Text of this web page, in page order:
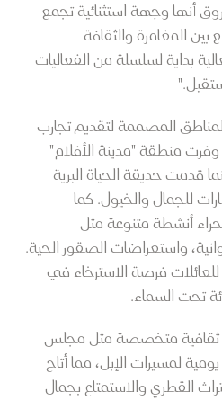
أنها وجهة استثنائية تجمع
بين المغامرة والثقافة
بداية لسلسلة من الفعاليات
المصممة لتقديم تجارب
منطقة "مدينة الأفلام"
قدمت حديقة الحياة البرية
للجمال والخيول. كما
أنشطة متنوعة مثل
واستعراضات الصقور الحية.
فرصة الاسترخاء في
تحت السماء.
ثقافية متخصصة مثل مجلس
لمسيرات الإبل، مما أتاح
القطري والاستمتاع بجمال